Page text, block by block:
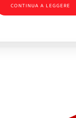
CONTINUA A LEGGERE